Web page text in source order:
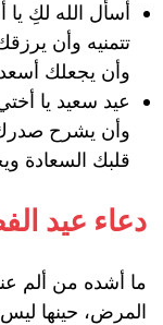
أسأل الله لكِ
تتمنيه وأن
وأن يجعلك
عيد سعيد يا
وأن يشرح صدرك
قلبك السعادة
دعاء عيد
ما أشده من ألم
المرض، حينها